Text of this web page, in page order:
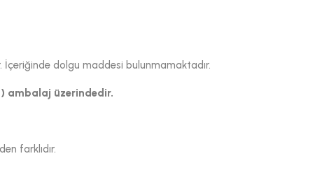
dolgu maddesi bulunmamaktadır.
ambalaj üzerindedir.
farklıdır.